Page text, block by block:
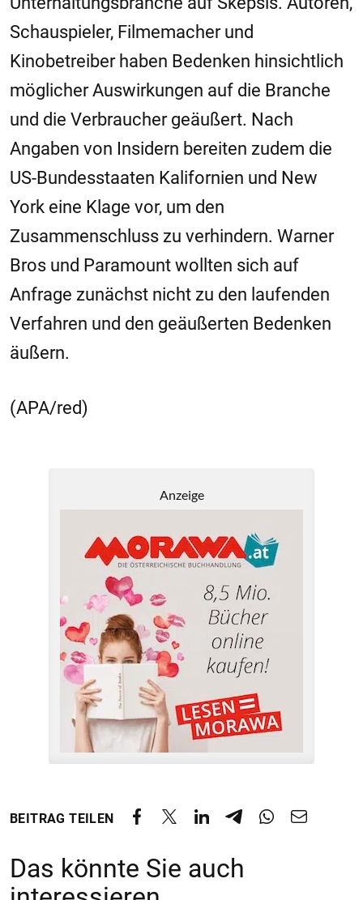
Schauspieler, Filmemacher und
Kinobetreiber haben Bedenken hinsichtlich
möglicher Auswirkungen auf die Branche
und die Verbraucher geäußert. Nach
Angaben von Insidern bereiten zudem die
US-Bundesstaaten Kalifornien und New
York eine Klage vor, um den
Zusammenschluss zu verhindern. Warner
Bros und Paramount wollten sich auf
Anfrage zunächst nicht zu den laufenden
Verfahren und den geäußerten Bedenken
äußern.
(APA/red)
Anzeige
BEITRAG TEILEN
Das könnte Sie auch